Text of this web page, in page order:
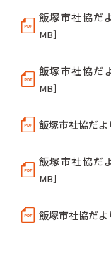
飯塚市社協だ
MB］
飯塚市社協だ
MB］
飯塚市社協だよ
飯塚市社協だ
MB］
飯塚市社協だよ